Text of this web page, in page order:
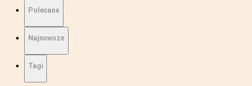
Polecane
Najnowsze
Tagi